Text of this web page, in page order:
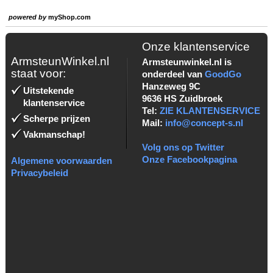
powered bymyShop.com
ArmsteunWinkel.nl
staat voor:
Uitstekende
klantenservice
Scherpe prijzen
Vakmanschap!
Algemene voorwaarden
Privacybeleid
Onze klantenservice
Armsteunwinkel.nl is
onderdeel van GoodGo
Hanzeweg 9C
9636 HS Zuidbroek
Tel: ZIE KLANTENSERVICE
Mail: info@concept-s.nl
Volg ons op Twitter
Onze Facebookpagina